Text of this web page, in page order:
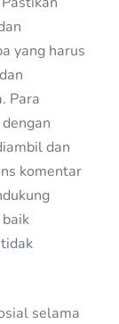
yang harus
Para
dan
komentar
selama